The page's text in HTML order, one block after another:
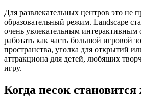
Для развлекательных центров это не
образовательный режим. Landscape
очень увлекательным
работать как часть большой игровой
пространства, уголка для открытий
аттракциона для детей, любящих
игру.
Когда песок